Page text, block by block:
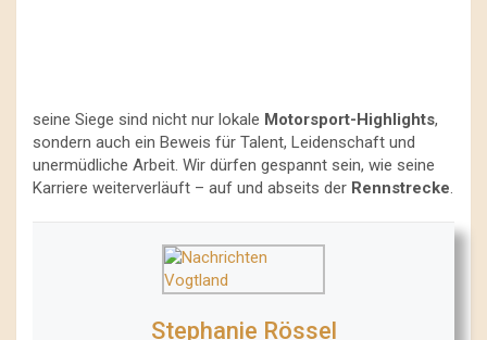
seine Siege sind nicht nur lokale Motorsport-Highlights,
sondern auch ein Beweis für Talent, Leidenschaft und
unermüdliche Arbeit. Wir dürfen gespannt sein, wie seine
Karriere weiterverläuft – auf und abseits der Rennstrecke.
Stephanie Rössel